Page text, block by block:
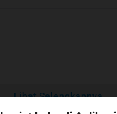
Lihat Selengkapnya